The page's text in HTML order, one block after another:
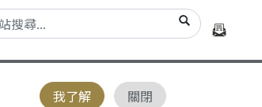
我了解 關閉